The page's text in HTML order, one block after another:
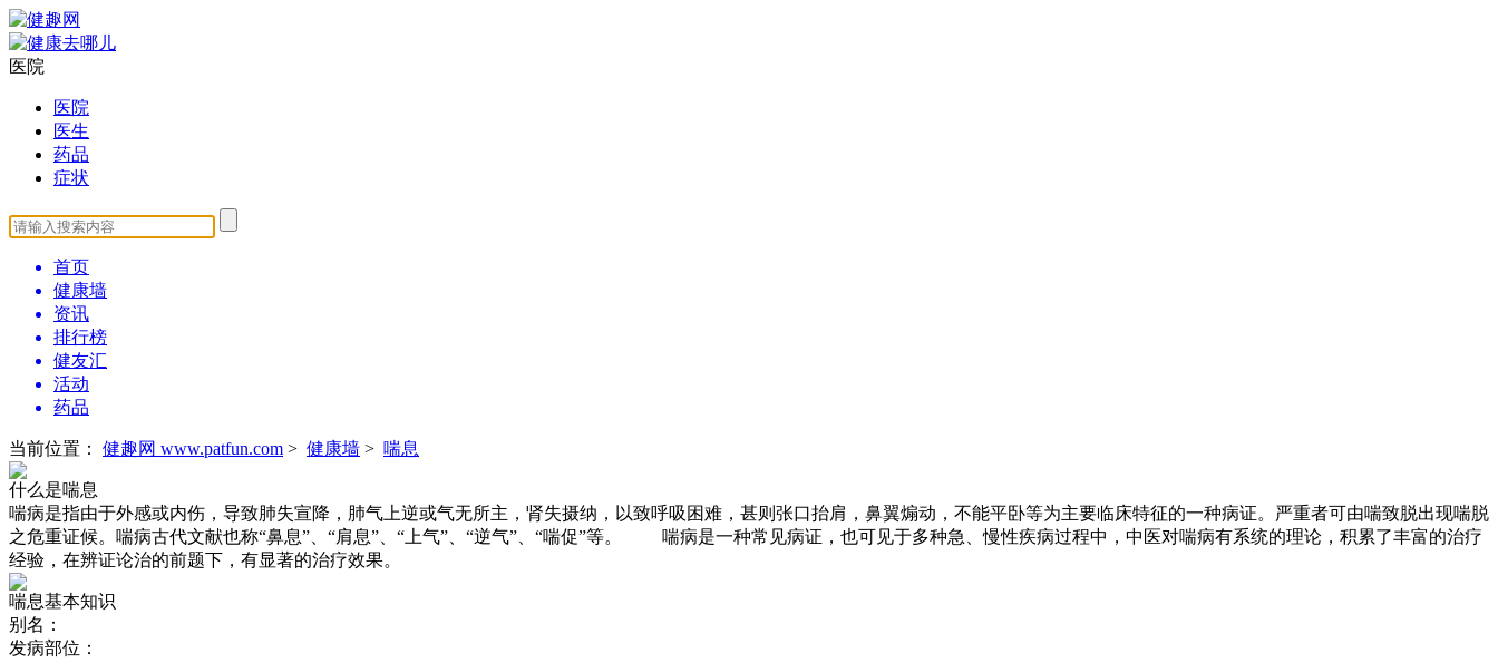
医院
医院
医生
药品
症状
首页
健康墙
资讯
排行榜
健友汇
活动
药品
当前位置： 健趣网 www.patfun.com > 健康墙 > 喘息
什么是喘息
喘病是指由于外感或内伤，导致肺失宣降，肺气上逆或气无所主，肾失摄纳，以致呼吸困难，甚则张口抬肩，鼻翼煽动，不能平卧等为主要临床特征的一种病证。严重者可由喘致脱出现喘脱
之危重证候。喘病古代文献也称“鼻息”、“肩息”、“上气”、“逆气”、“喘促”等。 喘病是一种常见病证，也可见于多种急、慢性疾病过程中，中医对喘病有系统的理论，积累了丰富的治疗
经验，在辨证论治的前题下，有显著的治疗效果。
喘息基本知识
别名：
发病部位：